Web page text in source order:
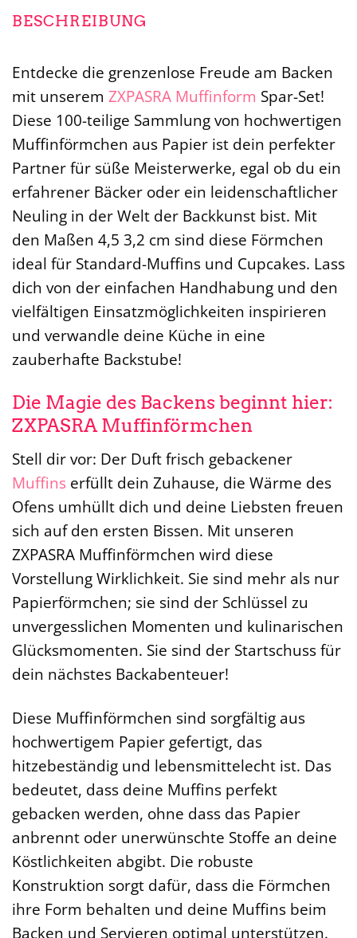
BESCHREIBUNG
Entdecke die grenzenlose Freude am Backen
mit unserem ZXPASRA Muffinform Spar-Set!
Diese 100-teilige Sammlung von hochwertigen
Muffinförmchen aus Papier ist dein perfekter
Partner für süße Meisterwerke, egal ob du ein
erfahrener Bäcker oder ein leidenschaftlicher
Neuling in der Welt der Backkunst bist. Mit
den Maßen 4,5 3,2 cm sind diese Förmchen
ideal für Standard-Muffins und Cupcakes. Lass
dich von der einfachen Handhabung und den
vielfältigen Einsatzmöglichkeiten inspirieren
und verwandle deine Küche in eine
zauberhafte Backstube!
Die Magie des Backens beginnt hier:
ZXPASRA Muffinförmchen
Stell dir vor: Der Duft frisch gebackener
Muffins erfüllt dein Zuhause, die Wärme des
Ofens umhüllt dich und deine Liebsten freuen
sich auf den ersten Bissen. Mit unseren
ZXPASRA Muffinförmchen wird diese
Vorstellung Wirklichkeit. Sie sind mehr als nur
Papierförmchen; sie sind der Schlüssel zu
unvergesslichen Momenten und kulinarischen
Glücksmomenten. Sie sind der Startschuss für
dein nächstes Backabenteuer!
Diese Muffinförmchen sind sorgfältig aus
hochwertigem Papier gefertigt, das
hitzebeständig und lebensmittelecht ist. Das
bedeutet, dass deine Muffins perfekt
gebacken werden, ohne dass das Papier
anbrennt oder unerwünschte Stoffe an deine
Köstlichkeiten abgibt. Die robuste
Konstruktion sorgt dafür, dass die Förmchen
ihre Form behalten und deine Muffins beim
Backen und Servieren optimal unterstützen.